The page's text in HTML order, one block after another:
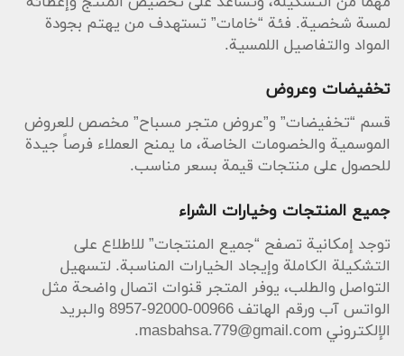
لمسة شخصية. فئة “خامات” تستهدف من يهتم بجودة
المواد والتفاصيل اللمسية.
تخفيضات وعروض
قسم “تخفيضات” و”عروض متجر مسباح” مخصص للعروض
الموسمية والخصومات الخاصة، ما يمنح العملاء فرصاً جيدة
للحصول على منتجات قيمة بسعر مناسب.
جميع المنتجات وخيارات الشراء
توجد إمكانية تصفح “جميع المنتجات” للاطلاع على
التشكيلة الكاملة وإيجاد الخيارات المناسبة. لتسهيل
التواصل والطلب، يوفر المتجر قنوات اتصال واضحة مثل
الواتس آب ورقم الهاتف 00966-92000-8957 والبريد
الإلكتروني masbahsa.779@gmail.com
.